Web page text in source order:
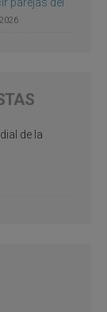
parejas del
de la